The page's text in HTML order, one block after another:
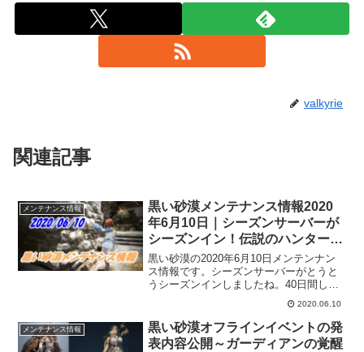
valkyrie
関連記事
メンテナンス情報
黒い砂漠メンテナンス情報2020
年6月10日｜シーズンサーバーが
シーズンイン！伝説のハンターも
来てるよ！
黒い砂漠の2020年6月10日メンテンナン
ス情報です。シーズンサーバーがとうと
うシーズンインしましたね。40日間しっ
かり楽しもうと思います。他にも、伝説
のハンターが現れていたり、謎の騎士も
出現するらしいのであっちこっち忙しく
移動しなきゃな感じですかね。
2020.06.10
メンテナンス情報
黒い砂漠オフラインイベントの発
表内容公開～ガーディアンの覚醒